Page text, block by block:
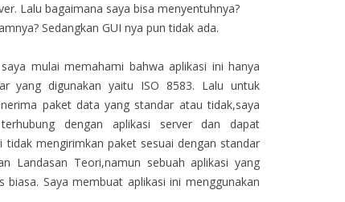
Lalu bagaimana saya bisa menyentuhnya?
Sedangkan GUI nya pun tidak ada.
mulai memahami bahwa aplikasi ini hanya
yang digunakan yaitu ISO 8583. Lalu untuk
paket data yang standar atau tidak,saya
dengan aplikasi server dan dapat
mengirimkan paket sesuai dengan standar
Landasan Teori,namun sebuah aplikasi yang
Saya membuat aplikasi ini menggunakan